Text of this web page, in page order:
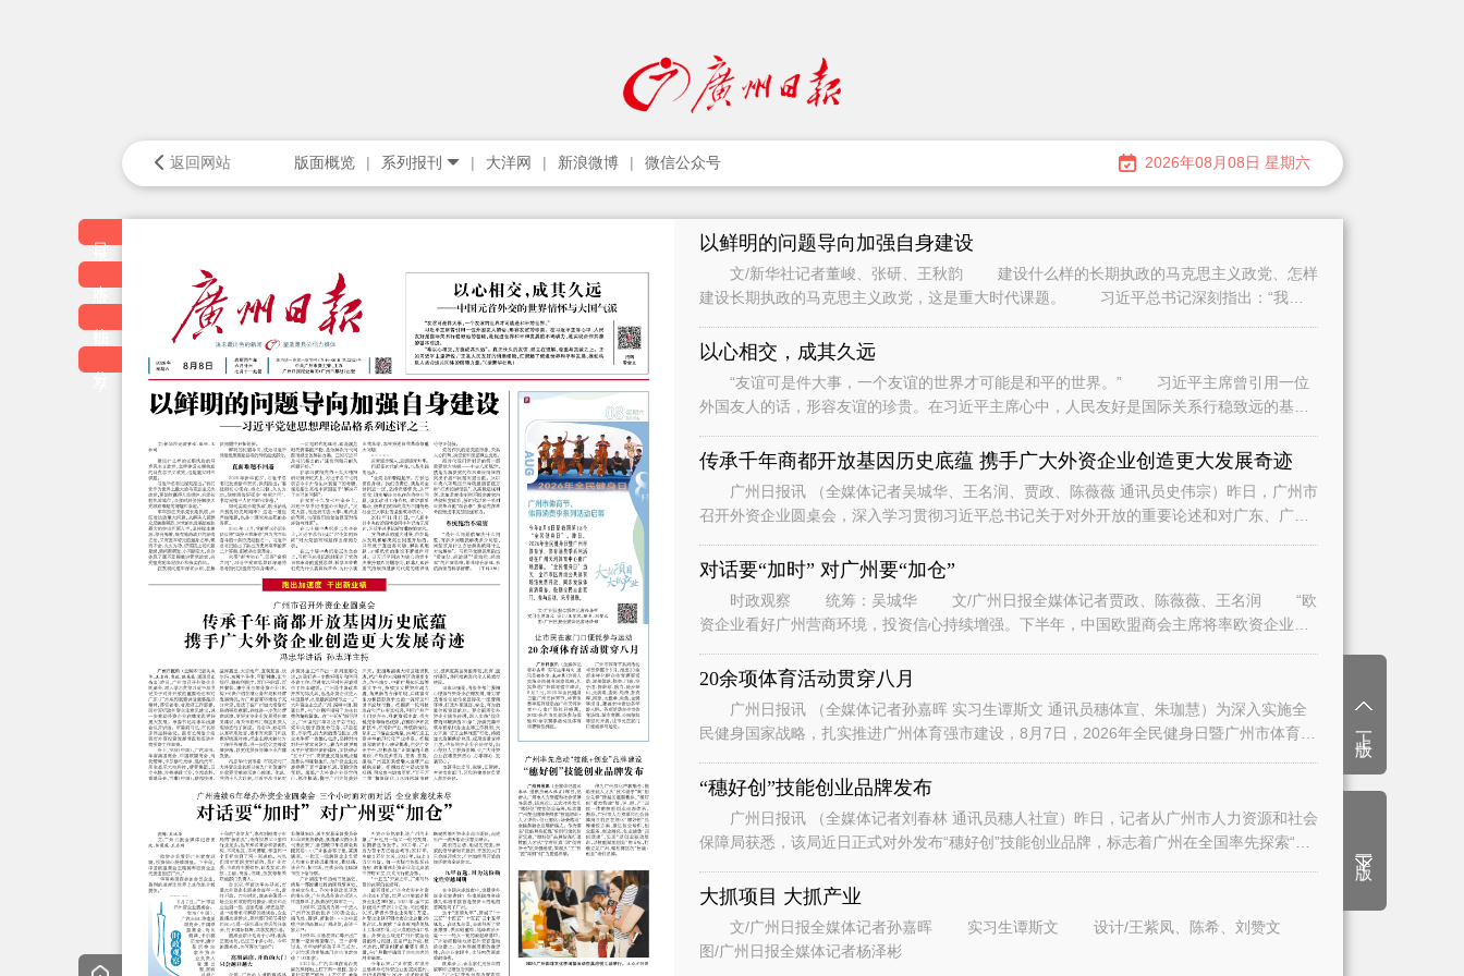
返回网站 版面概览 系列报刊 大洋网 新浪微博 微信公众号 2026年08月08日 星期六
以鲜明的问题导向加强自身建设
文/新华社记者董峻、张研、王秋韵 建设什么样的长期执政的马克思主义政党、怎样
建设长期执政的马克思主义政党，这是重大时代课题。 习近平总书记深刻指出：“我们
以心相交，成其久远
“友谊可是件大事，一个友谊的世界才可能是和平的世界。” 习近平主席曾引用一位
外国友人的话，形容友谊的珍贵。在习近平主席心中，人民友好是国际关系行稳致远的基
传承千年商都开放基因历史底蕴 携手广大外资企业创造更大发展奇迹
广州日报讯 （全媒体记者吴城华、王名润、贾政、陈薇薇 通讯员史伟宗）昨日，广州市
召开外资企业圆桌会，深入学习贯彻习近平总书记关于对外开放的重要论述和对广东、广州
对话要“加时” 对广州要“加仓”
时政观察 统筹：吴城华 文/广州日报全媒体记者贾政、陈薇薇、王名润 “欧
资企业看好广州营商环境，投资信心持续增强。下半年，中国欧盟商会主席将率欧资企业代
20余项体育活动贯穿八月
广州日报讯 （全媒体记者孙嘉晖 实习生谭斯文 通讯员穗体宣、朱珈慧）为深入实施全
民健身国家战略，扎实推进广州体育强市建设，8月7日，2026年全民健身日暨广州市体育
“穗好创”技能创业品牌发布
广州日报讯 （全媒体记者刘春林 通讯员穗人社宣）昨日，记者从广州市人力资源和社会
保障局获悉，该局近日正式对外发布“穗好创”技能创业品牌，标志着广州在全国率先探索“技
大抓项目 大抓产业
文/广州日报全媒体记者孙嘉晖 实习生谭斯文 设计/王紫凤、陈希、刘赞文
图/广州日报全媒体记者杨泽彬